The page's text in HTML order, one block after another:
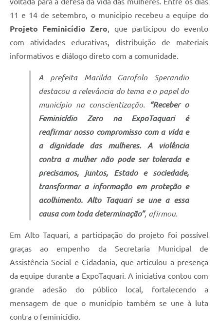
11 e 14 de setembro, o município recebeu a equipe do
Projeto Feminicídio Zero , que participou do evento
com atividades educativas, distribuição de materiais
informativos e diálogo direto com a comunidade.
A prefeita Marilda Garofolo Sperandio
destacou a relevância do tema e o papel do
município na conscientização.
“Receber o
Feminicídio Zero na ExpoTaquari é
reafirmar nosso compromisso com a vida e
a dignidade das mulheres. A violência
contra a mulher não pode ser tolerada e
precisamos, juntos, Estado e sociedade,
transformar a informação em proteção e
acolhimento. Alto Taquari se une a essa
causa com toda determinação”, afirmou.
Em Alto Taquari, a participação do projeto foi possível
graças ao empenho da Secretaria Municipal de
Assistência Social e Cidadania, que articulou a presença
da equipe durante a ExpoTaquari. A iniciativa contou com
grande adesão do público local, fortalecendo a
mensagem de que o município também se une à luta
contra o feminicídio.